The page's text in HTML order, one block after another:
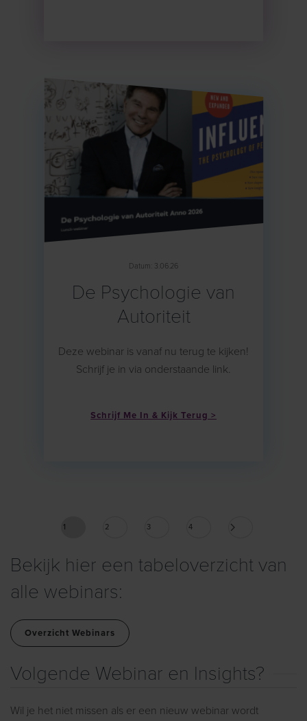
Datum: 3.06.26
De Psychologie van
Autoriteit
Deze webinar is vanaf nu terug te kijken!
Schrijf je in via onderstaande link.
Schrijf Me In & Kijk Terug
1 2 3 4
Bekijk hier een tabeloverzicht van
alle webinars:
Overzicht Webinars
Volgende Webinar en Insights?
Wil je het niet missen als er een nieuw webinar wordt